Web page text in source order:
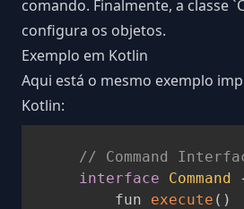
comando. Finalmente, a classe`
configura os objetos.
Exemplo em Kotlin
Aqui está o mesmo exemplo
Kotlin:
// Command
interface
Command
        fun
execute ( )